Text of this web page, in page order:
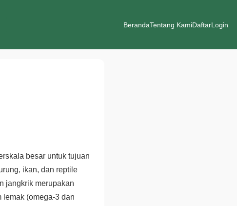
BerandaTentang KamiDaftarLogin
besar untuk tujuan
ikan, dan reptile
jangkrik merupakan
lemak (omega-3 dan